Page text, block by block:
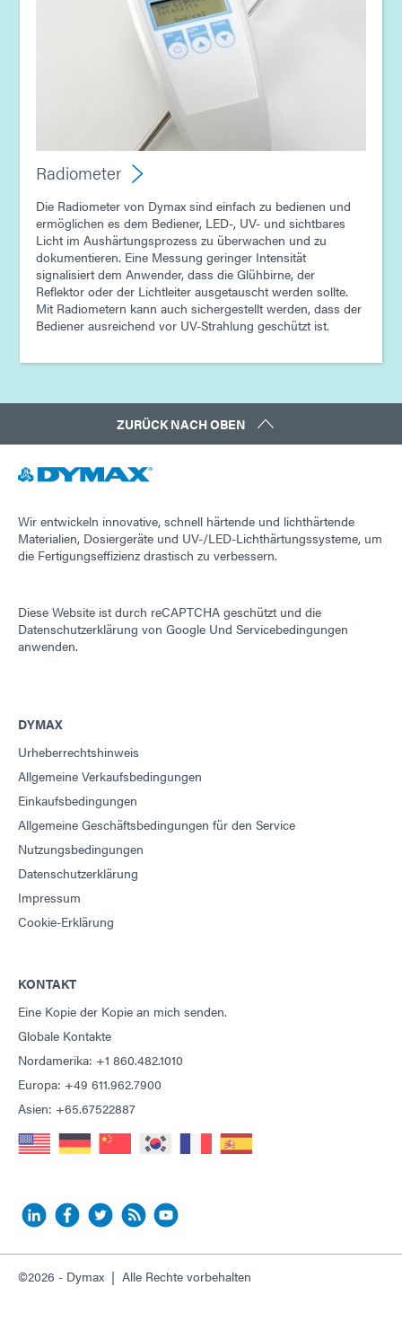
Radiometer
Die Radiometer von Dymax sind einfach zu bedienen und
ermöglichen es dem Bediener, LED-, UV- und sichtbares
Licht im Aushärtungsprozess zu überwachen und zu
dokumentieren. Eine Messung geringer Intensität
signalisiert dem Anwender, dass die Glühbirne, der
Reflektor oder der Lichtleiter ausgetauscht werden sollte.
Mit Radiometern kann auch sichergestellt werden, dass der
Bediener ausreichend vor UV-Strahlung geschützt ist.
ZURÜCK NACH OBEN
Wir entwickeln innovative, schnell härtende und lichthärtende
Materialien, Dosiergeräte und UV-/LED-Lichthärtungssysteme, um
die Fertigungseffizienz drastisch zu verbessern.
Diese Website ist durch reCAPTCHA geschützt und die
Datenschutzerklärung von Google Und Servicebedingungen
anwenden.
DYMAX
Urheberrechtshinweis
Allgemeine Verkaufsbedingungen
Einkaufsbedingungen
Allgemeine Geschäftsbedingungen für den Service
Nutzungsbedingungen
Datenschutzerklärung
Impressum
Cookie-Erklärung
KONTAKT
Eine Kopie der Kopie an mich senden.
Globale Kontakte
Nordamerika: +1 860.482.1010
Europa: +49 611.962.7900
Asien: +65.67522887
©2026 - Dymax | Alle Rechte vorbehalten